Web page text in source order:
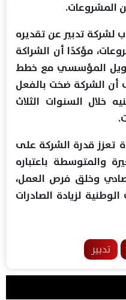
المشروعات.
لشركة تدبير عن تقديره
مؤكدًا أن الشراكة
المؤسسي مع خطط
أن الشركة ضخت بالفعل
2.4 مليار جنيه خلال السنوات الثلاث
تعزز قدرة الشركة على
والمتوسطة باعتباره
وخلق فرص العمل،
لزيادة الصادرات
تدبير